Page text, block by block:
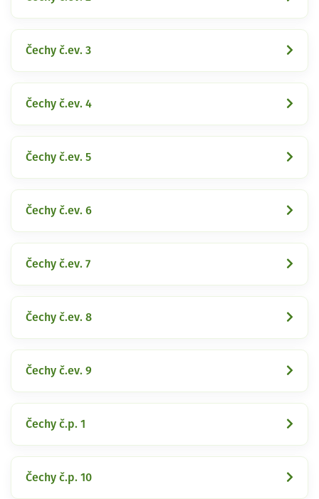
Čechy č.ev. 3
Čechy č.ev. 4
Čechy č.ev. 5
Čechy č.ev. 6
Čechy č.ev. 7
Čechy č.ev. 8
Čechy č.ev. 9
Čechy č.p. 1
Čechy č.p. 10